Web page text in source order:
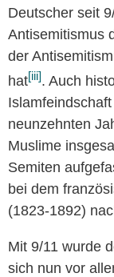
Deutscher seit
Antisemitismus
der
hat[iii]. Auch
neunzehnten
Muslime
Semiten
bei dem
(1823-1892)
Mit 9/11 wurde
sich nun vor